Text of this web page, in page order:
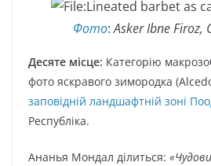
Фото:Asker Ibne Firoz,
Десяте місце: Категорію
фото яскравого зимородка
заповідній ландшафтній зоні
Республіка.
Ананья Мондал ділиться: